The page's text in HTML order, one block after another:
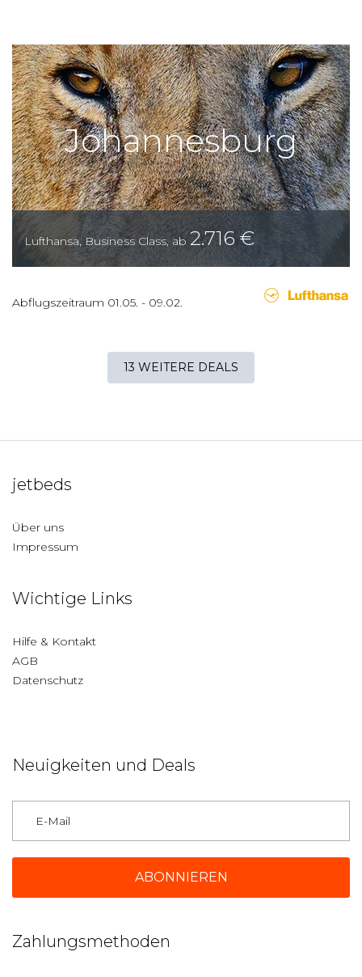
Johannesburg
Lufthansa,Business Class,ab2.716€
Abflugszeitraum 01.05. - 09.02.
13 WEITERE DEALS
jetbeds
Über uns
Impressum
Wichtige Links
Hilfe & Kontakt
AGB
Datenschutz
Neuigkeiten und Deals
Zahlungsmethoden